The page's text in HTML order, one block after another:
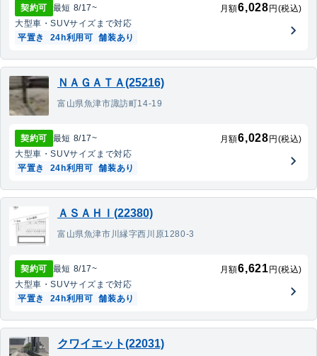
契約可 最短 8/17~ 月額6,028 円(税込)
大型車・SUVサイズまで対応
平置き
24h利用可 舗装あり
ＮＡＧＡＴＡ(25216)
富山県魚津市諏訪町14-19
契約可 最短 8/17~ 月額6,028 円(税込)
大型車・SUVサイズまで対応
平置き
24h利用可 舗装あり
ＡＳＡＨＩ(22380)
富山県魚津市川縁字西川原1280-3
契約可 最短 8/17~ 月額6,621 円(税込)
大型車・SUVサイズまで対応
平置き
24h利用可 舗装あり
クワイエット(22031)